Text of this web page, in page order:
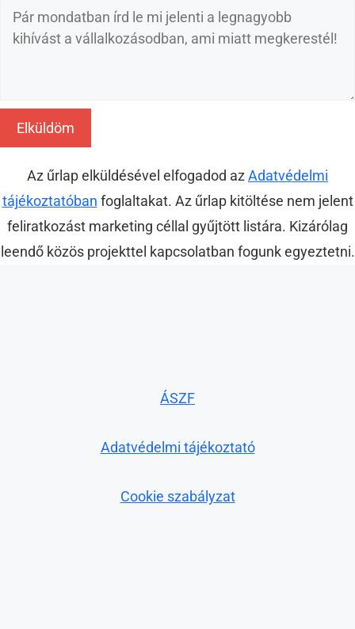
Elküldöm
Az űrlap elküldésével elfogadod az Adatvédelmi
tájékoztatóban foglaltakat. Az űrlap kitöltése nem jelent
feliratkozást marketing céllal gyűjtött listára. Kizárólag
leendő közös projekttel kapcsolatban fogunk egyeztetni.
ÁSZF
Adatvédelmi tájékoztató
Cookie szabályzat